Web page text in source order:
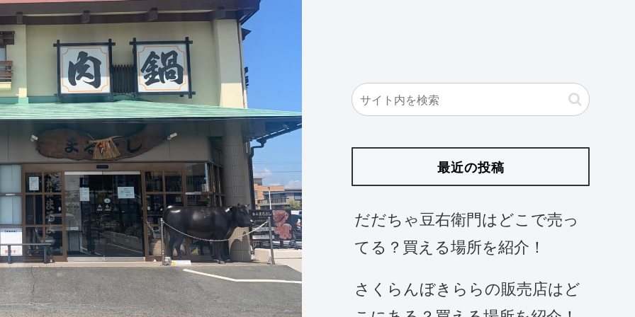
最近の投稿
だだちゃ豆右衛門はどこで売っ
てる？買える場所を紹介！
さくらんぼきららの販売店はど